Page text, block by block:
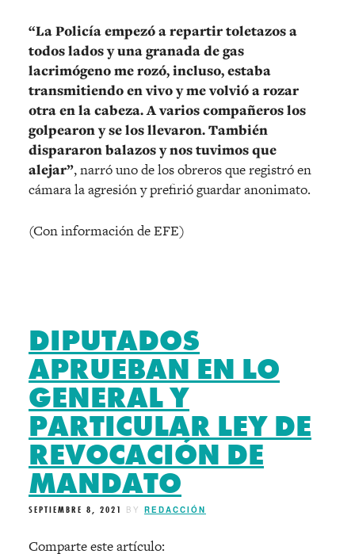
“La Policía empezó a repartir toletazos a
todos lados y una granada de gas
lacrimógeno me rozó, incluso, estaba
transmitiendo en vivo y me volvió a rozar
otra en la cabeza. A varios compañeros los
golpearon y se los llevaron. También
dispararon balazos y nos tuvimos que
alejar”, narró uno de los obreros que registró en
cámara la agresión y prefirió guardar anonimato.
(Con información de EFE)
DIPUTADOS
APRUEBAN EN LO
GENERAL Y
PARTICULAR LEY DE
REVOCACIÓN DE
MANDATO
SEPTIEMBRE 8, 2021 BY REDACCIÓN
Comparte este artículo: